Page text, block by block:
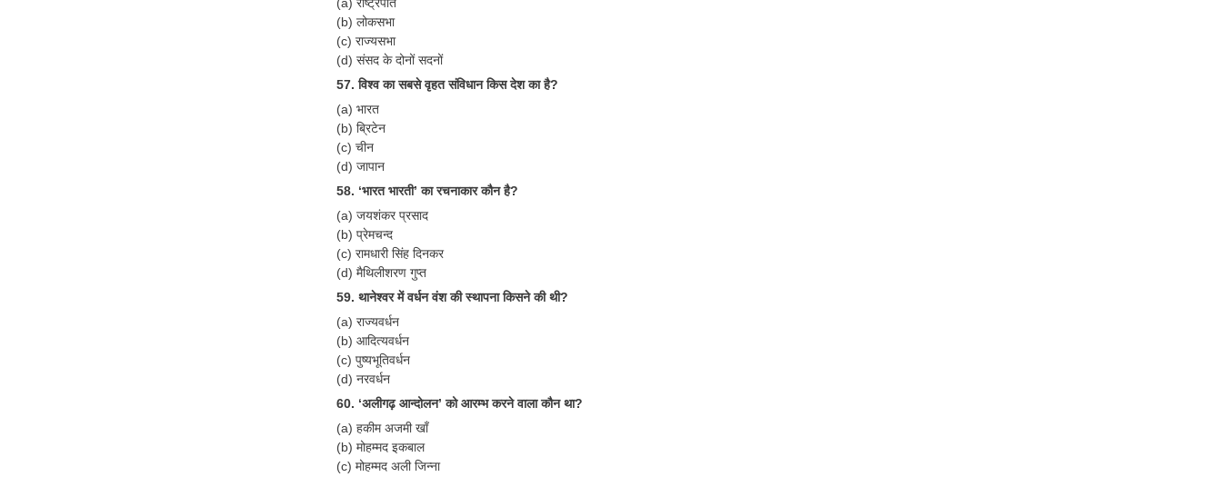
(b) लोकसभा
(c) राज्यसभा
(d) संसद के दोनों सदनों
57. विश्व का सबसे वृहत संविधान किस देश का है?
(a) भारत
(b) ब्रिटेन
(c) चीन
(d) जापान
58. ‘भारत भारती’ का रचनाकार कौन है?
(a) जयशंकर प्रसाद
(b) प्रेमचन्द
(c) रामधारी सिंह दिनकर
(d) मैथिलीशरण गुप्त
59. थानेश्वर में वर्धन वंश की स्थापना किसने की थी?
(a) राज्यवर्धन
(b) आदित्यवर्धन
(c) पुष्यभूतिवर्धन
(d) नरवर्धन
60. ‘अलीगढ़ आन्दोलन’ को आरम्भ करने वाला कौन था?
(a) हकीम अजमी खाँ
(b) मोहम्मद इकबाल
(c) मोहम्मद अली जिन्ना